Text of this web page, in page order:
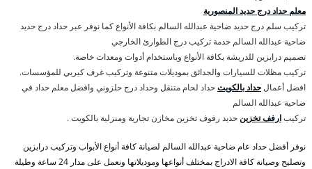
معلم حداد درج حديد المنصورية
تركيب سلم درج حديد ضاحية عبدالله السالم بكافة الأنواع كما نوفر عبر حداد درج حديد
ضاحية عبدالله السالم خدمة تركيب درج الطوارئ الخارجي
تصميم درابزين للدريشة بكافة الأنواع وباستخدام أدوات ومعدات خاصة.
تركيب مظلات للسيارات والحدائق بموديلات متنوعة وتركيب غرف كيربي للمؤسسات.
افضل أعمالحداد بالكويتحداد لحام متنقل وحداد درج حلزوني وافضل معلم حداد في
ضاحية عبدالله السالم
تركيبارفف تخزينحديد رفوف تخزين مخازن تجارية ومنزلية بالكويت .
نوفر أفضل حداد عام ضاحية عبدالله السالم لصيانة كافة أنواع الأبواب وتركيب درابزين
وتصليح وصيانة كافة الادراج بمختلف أنواعها وموديلاتها ونعمل على مدار 24 ساعة وطيلة